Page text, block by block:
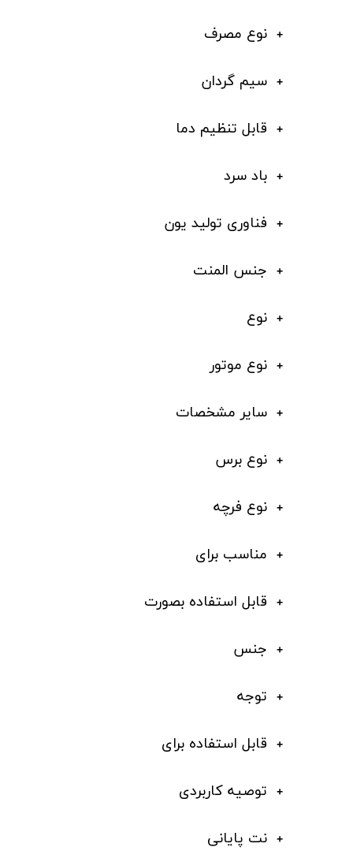
نوع مصرف
سیم گردان
قابل تنظیم دما
باد سرد
فناوری تولید یون
جنس المنت
نوع
نوع موتور
سایر مشخصات
نوع برس
نوع فرچه
مناسب برای
قابل استفاده بصورت
جنس
توجه
قابل استفاده برای
توصیه کاربردی
نت پایانی